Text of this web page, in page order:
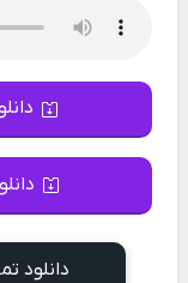
دانلود